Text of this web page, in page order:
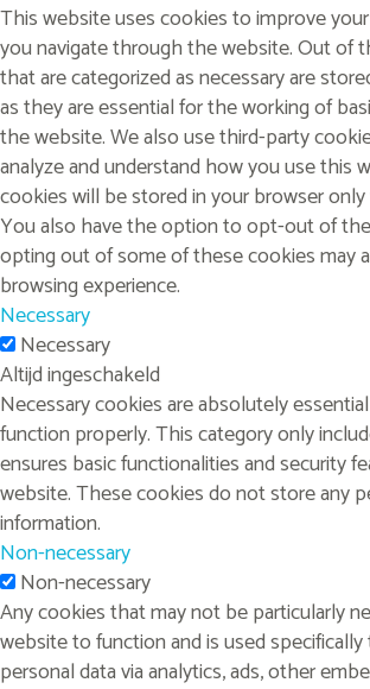
This website uses cookies to improve
you navigate through the website. Out of
that are categorized as necessary are
as they are essential for the working of
the website. We also use third-party
analyze and understand how you use this
cookies will be stored in your browser
You also have the option to opt-out of
opting out of some of these cookies may
browsing experience.
Necessary
Necessary
Altijd ingeschakeld
Necessary cookies are absolutely
function properly. This category only
ensures basic functionalities and security
website. These cookies do not store any
information.
Non-necessary
Non-necessary
Any cookies that may not be particularly
website to function and is used
personal data via analytics, ads, other